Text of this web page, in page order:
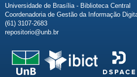
Universidade de Brasília - Biblioteca Central
Coordenadoria de Gestão da Informação
(61) 3107-2683
repositorio@unb.br